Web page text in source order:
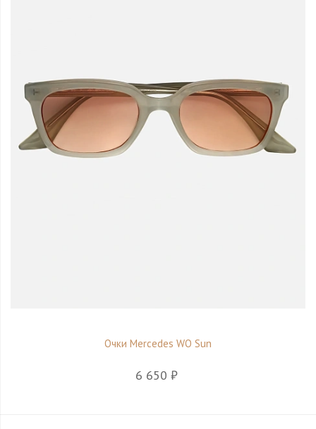
Очки Mercedes WO Sun
6 650 ₽